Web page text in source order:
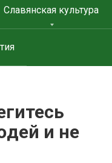
Славянская культура
и не